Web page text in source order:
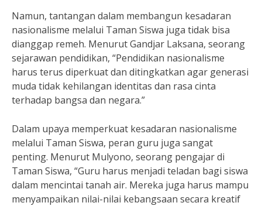
Namun, tantangan dalam membangun kesadaran
nasionalisme melalui Taman Siswa juga tidak bisa
dianggap remeh. Menurut Gandjar Laksana, seorang
sejarawan pendidikan, “Pendidikan nasionalisme
harus terus diperkuat dan ditingkatkan agar generasi
muda tidak kehilangan identitas dan rasa cinta
terhadap bangsa dan negara.”
Dalam upaya memperkuat kesadaran nasionalisme
melalui Taman Siswa, peran guru juga sangat
penting. Menurut Mulyono, seorang pengajar di
Taman Siswa, “Guru harus menjadi teladan bagi siswa
dalam mencintai tanah air. Mereka juga harus mampu
menyampaikan nilai-nilai kebangsaan secara kreatif